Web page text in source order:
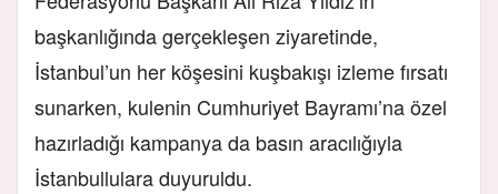
başkanlığında gerçekleşen ziyaretinde,
İstanbul’un her köşesini kuşbakışı izleme fırsatı
sunarken, kulenin Cumhuriyet Bayramı’na özel
hazırladığı kampanya da basın aracılığıyla
İstanbullulara duyuruldu.